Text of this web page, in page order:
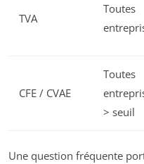
TVA
Toutes
CFE / CVAE
Toutes
> seuil
Une question fréquente